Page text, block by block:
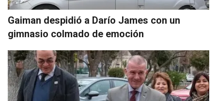
Gaiman despidió a Darío James con un
gimnasio colmado de emoción